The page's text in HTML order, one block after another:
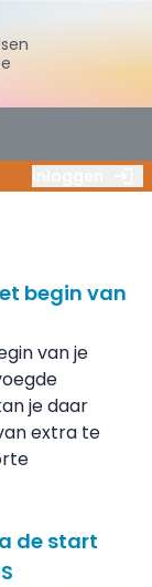
begin van
van je
je daar
extra te
de start